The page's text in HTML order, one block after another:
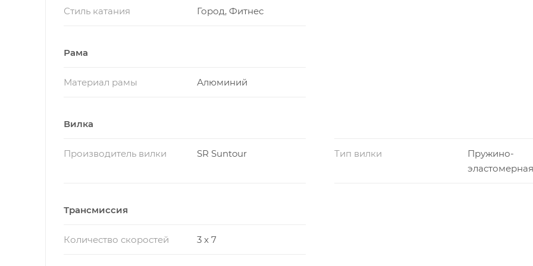
Стиль катания Город, Фитнес
Рама
Материал рамы Алюминий
Вилка
Производитель вилки SR Suntour Тип вилки
Пружино-
эластомерная
Трансмиссия
Количество скоростей 3 x 7